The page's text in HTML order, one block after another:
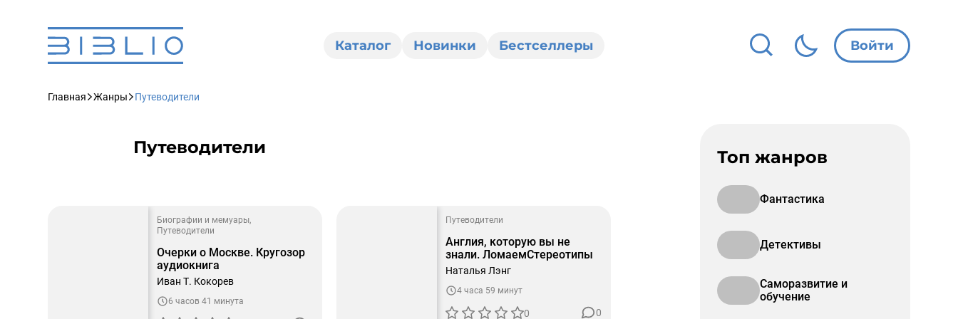
Каталог Новинки Бестселлеры Войти
Главная Жанры Путеводители
Путеводители
Биографии и мемуары
Путеводители
Очерки о Москве. Кругозор
аудиокнига
Иван Т. Кокорев
6 часов 41 минута
Путеводители
Англия, которую вы не
знали. ЛомаемCтереотипы
Наталья Лэнг
4 часа 59 минут
0 0
Топ жанров
Фантастика
Детективы
Саморазвитие и
обучение